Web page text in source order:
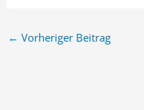
← Vorheriger Beitrag